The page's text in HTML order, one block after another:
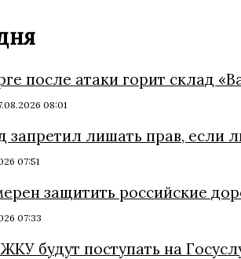
после атаки горит склад
08:01
запретил лишать прав, если
07:51
защитить российские
07:33
будут поступать на